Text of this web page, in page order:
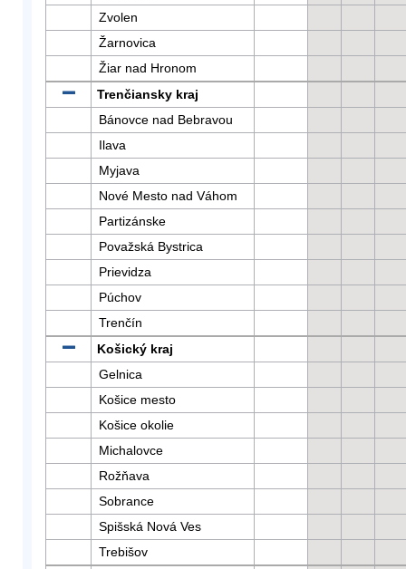
Zvolen
Žarnovica
Žiar nad Hronom
Trenčiansky kraj
Bánovce nad Bebravou
Ilava
Myjava
Nové Mesto nad Váhom
Partizánske
Považská Bystrica
Prievidza
Púchov
Trenčín
Košický kraj
Gelnica
Košice mesto
Košice okolie
Michalovce
Rožňava
Sobrance
Spišská Nová Ves
Trebišov